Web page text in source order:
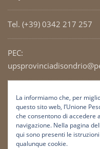
Tel. (+39) 0342 217 257
PEC:
Codice Fiscale:
La informiamo che, per
questo sito web, l’Unione
che consentono di accedere
navigazione. Nella pagina
qui sono presenti le
qualunque cookie.